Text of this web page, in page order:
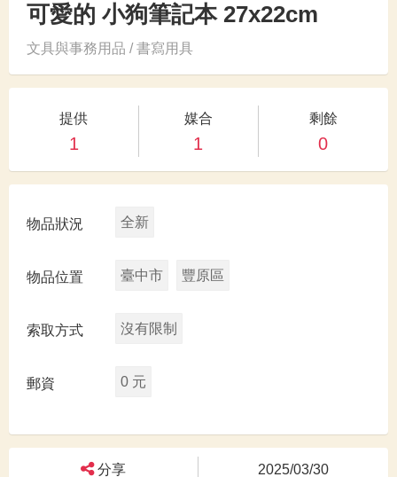
可愛的 小狗筆記本 27x22cm
文具與事務用品 / 書寫用具
提供
1
媒合
1
剩餘
0
物品狀況 全新
物品位置 臺中市 豐原區
索取方式 沒有限制
郵資 0 元
分享 2025/03/30